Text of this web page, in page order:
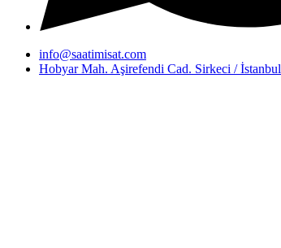
info@saatimisat.com
Hobyar Mah. Aşirefendi Cad. Sirkeci / İstanbul